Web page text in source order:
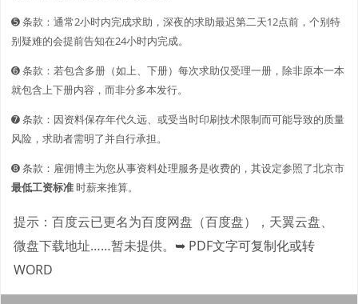
➎ 条款：通常2小时内完成求助，深夜的求助最迟第二天12点前，个别特
别疑难的会提前告知在24小时内完成。
➏ 条款：若包含多册（如上、下册）每次求助仅受理一册，除非原本一本
就包含上下册内容，而非分多本发行。
➐ 条款：因资料保存年代久远、或受当时印刷技术限制而可能导致的质量
风险，求助者需明了并自行承担。
➑ 条款：雇佣博主为您从事资料处理服务是收费的，其设定参照了北京市
最低工资标准时薪来推算。
提示：百度云已更名为百度网盘（百度盘），天翼云盘、
微盘下载地址……暂未提供。 ➥ PDF文字可复制化或转
WORD